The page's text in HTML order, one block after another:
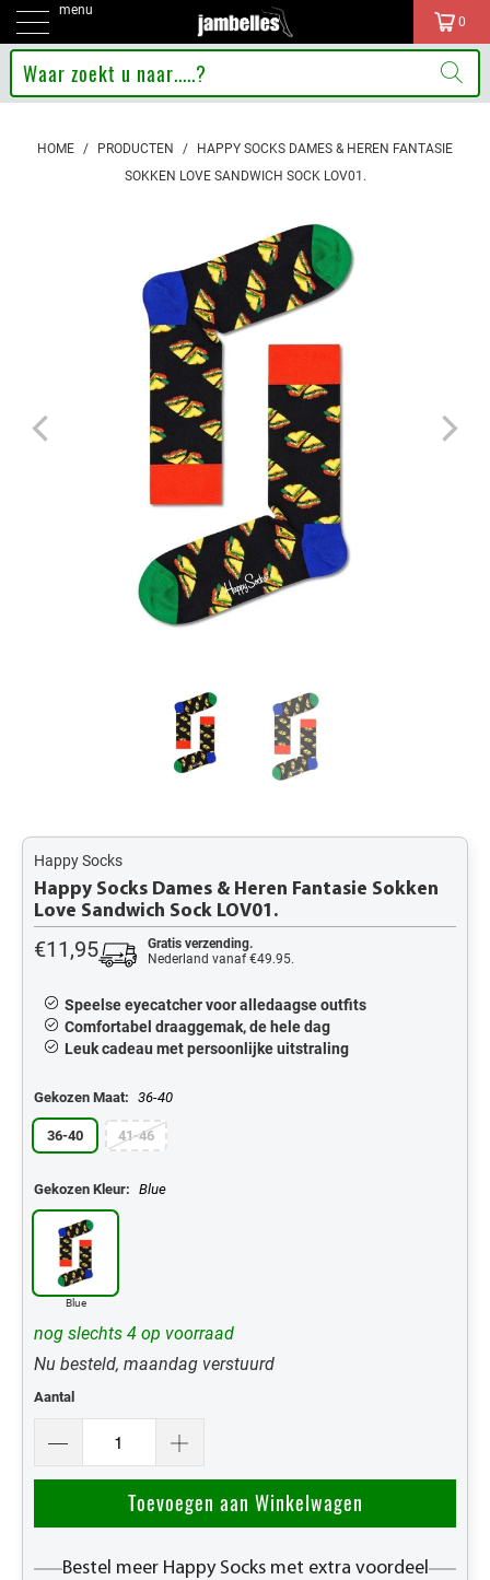
menu
0
HOME / PRODUCTEN /
HAPPY SOCKS DAMES & HEREN FANTASIE
SOKKEN LOVE SANDWICH SOCK LOV01.
Happy Socks
Happy Socks Dames & Heren Fantasie Sokken
Love Sandwich Sock LOV01.
€11,95
Gratis verzending.
Nederland vanaf €49.95.
Speelse eyecatcher voor alledaagse outfits
Comfortabel draaggemak, de hele dag
Leuk cadeau met persoonlijke uitstraling
Gekozen Maat: 36-40
36-40 41-46
Gekozen Kleur: Blue
Blue
nog slechts 4 op voorraad
Nu besteld, maandag verstuurd
Aantal
Toevoegen aan Winkelwagen
Bestel meer Happy Socks met extra voordeel